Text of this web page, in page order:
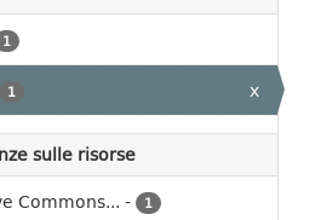
1
1 x
sulle risorse
Commons... - 1